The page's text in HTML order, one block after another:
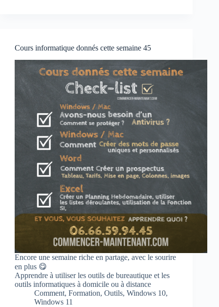
Cours informatique donnés cette semaine 45
Encore une semaine riche en partage, avec le sourire
en plus 😋
Apprendre à utiliser les outils de bureautique et les
outils informatiques à domicile ou à distance
Comment, Formation, Outils, Windows 10,
Windows 11